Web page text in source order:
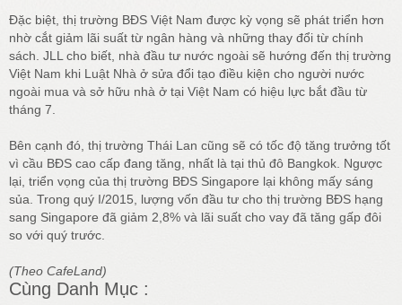
Đặc biệt, thị trường BĐS Việt Nam được kỳ vọng sẽ phát triển hơn
nhờ cắt giảm lãi suất từ ngân hàng và những thay đổi từ chính
sách. JLL cho biết, nhà đầu tư nước ngoài sẽ hướng đến thị trường
Việt Nam khi Luật Nhà ở sửa đổi tạo điều kiện cho người nước
ngoài mua và sở hữu nhà ở tại Việt Nam có hiệu lực bắt đầu từ
tháng 7.
Bên cạnh đó, thị trường Thái Lan cũng sẽ có tốc độ tăng trưởng tốt
vì cầu BĐS cao cấp đang tăng, nhất là tại thủ đô Bangkok. Ngược
lại, triển vọng của thị trường BĐS Singapore lại không mấy sáng
sủa. Trong quý I/2015, lượng vốn đầu tư cho thị trường BĐS hạng
sang Singapore đã giảm 2,8% và lãi suất cho vay đã tăng gấp đôi
so với quý trước.
(Theo CafeLand)
Cùng Danh Mục :